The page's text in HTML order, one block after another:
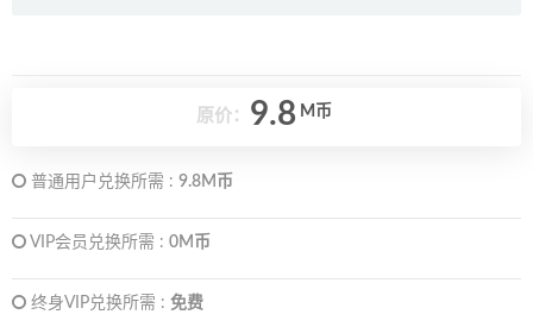
原价： 9.8 M币
普通用户兑换所需 : 9.8M币
VIP会员兑换所需 : 0M币
终身VIP兑换所需 : 免费